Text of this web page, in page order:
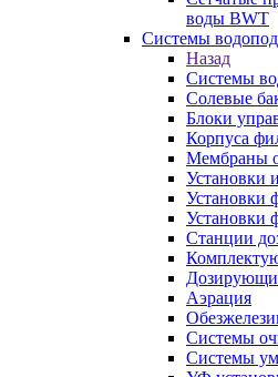
воды BWT
Системы
Назад
Системы
Солевые
Блоки
Корпуса
Мембраны
Установки
Установки
Установки
Станции
Аэрация
Системы
Системы